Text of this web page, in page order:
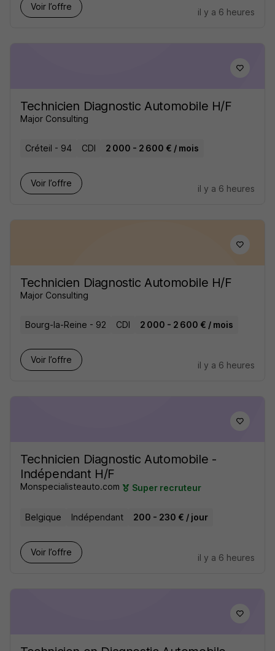
Voir l’offre
il y a 6 heures
Technicien Diagnostic Automobile H/F
Major Consulting
Créteil - 94 CDI 2 000 - 2 600 € / mois
Voir l’offre
il y a 6 heures
Technicien Diagnostic Automobile H/F
Major Consulting
Bourg-la-Reine - 92 CDI 2 000 - 2 600 € / mois
Voir l’offre
il y a 6 heures
Technicien Diagnostic Automobile -
Indépendant H/F
Monspecialisteauto.com Super recruteur
Belgique Indépendant 200 - 230 € / jour
Voir l’offre
il y a 6 heures